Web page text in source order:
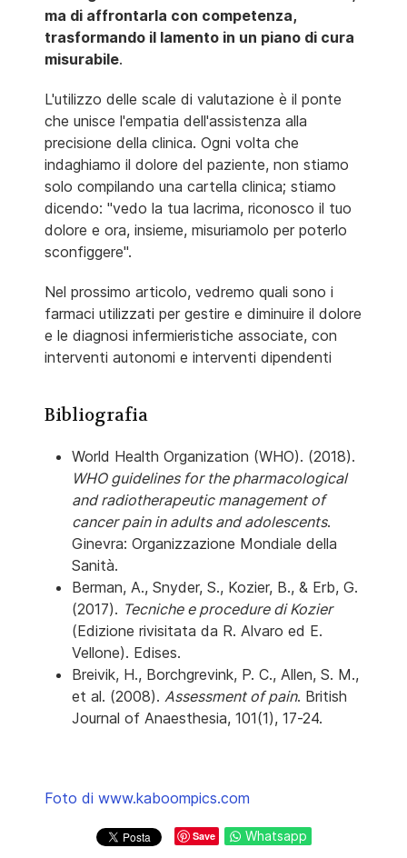
ma di affrontarla con competenza,
trasformando il lamento in un piano di cura
misurabile.
L'utilizzo delle scale di valutazione è il ponte
che unisce l'empatia dell'assistenza alla
precisione della clinica. Ogni volta che
indaghiamo il dolore del paziente, non stiamo
solo compilando una cartella clinica; stiamo
dicendo: "vedo la tua lacrima, riconosco il tuo
dolore e ora, insieme, misuriamolo per poterlo
sconfiggere".
Nel prossimo articolo, vedremo quali sono i
farmaci utilizzati per gestire e diminuire il dolore
e le diagnosi infermieristiche associate, con
interventi autonomi e interventi dipendenti
Bibliografia
World Health Organization (WHO). (2018).
WHO guidelines for the pharmacological
and radiotherapeutic management of
cancer pain in adults and adolescents.
Ginevra: Organizzazione Mondiale della
Sanità.
Berman, A., Snyder, S., Kozier, B., & Erb, G.
(2017). Tecniche e procedure di Kozier
(Edizione rivisitata da R. Alvaro ed E.
Vellone). Edises.
Breivik, H., Borchgrevink, P. C., Allen, S. M.,
et al. (2008). Assessment of pain. British
Journal of Anaesthesia, 101(1), 17-24.
Foto di www.kaboompics.com
Save Whatsapp